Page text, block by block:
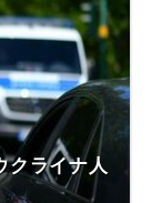
クライナ人